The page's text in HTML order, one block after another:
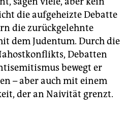
die aufgeheizte Debatte
die zurückgelehnte
dem Judentum. Durch die
Debatten
bewegt er
– aber auch mit einem
der an Naivität grenzt.